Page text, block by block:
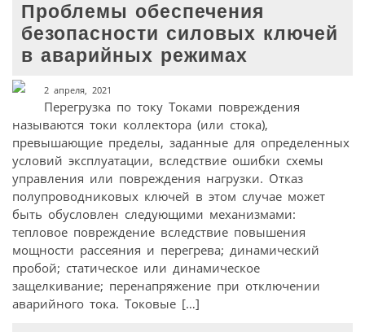
Проблемы обеспечения
безопасности силовых ключей
в аварийных режимах
2 апреля, 2021
Перегрузка по току Токами повреждения
называются токи коллектора (или стока),
превышающие пределы, заданные для определенных
условий эксплуатации, вследствие ошибки схемы
управления или повреждения нагрузки. Отказ
полупроводниковых ключей в этом случае может
быть обусловлен следующими механизмами:
тепловое повреждение вследствие повышения
мощности рассеяния и перегрева; динамический
пробой; статическое или динамическое
защелкивание; перенапряжение при отключении
аварийного тока. Токовые […]